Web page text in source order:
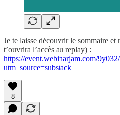
Je te laisse découvrir le sommaire et
t’ouvrira l’accès au replay) :
https://event.webinarjam.com/
utm_source=substack
8